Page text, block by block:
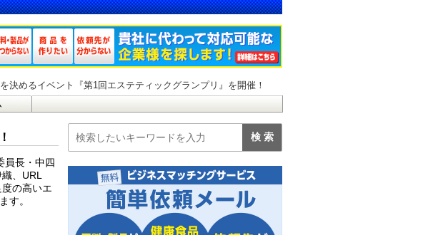
決めるイベント『第1回エステティックグランプリ』を開催！
員長・中四
、URL
の高いエ
す。